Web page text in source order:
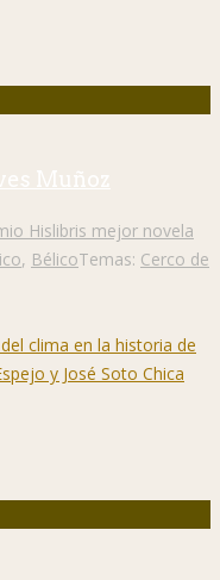
Muñoz
Hislibris mejor novela
, BélicoTemas: Cerco de